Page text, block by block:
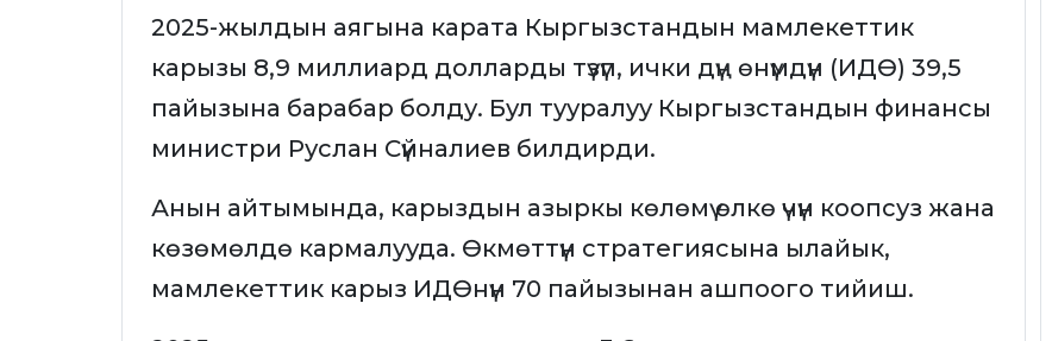
2025-жылдын аягына карата Кыргызстандын мамлекеттик
карызы 8,9 миллиард долларды түзүп, ички дүң өнүмдүн (ИДӨ) 39,5
пайызына барабар болду. Бул тууралуу Кыргызстандын финансы
министри Руслан Сүйналиев билдирди.
Анын айтымында, карыздын азыркы көлөмү өлкө үчүн коопсуз жана
көзөмөлдө кармалууда. Өкмөттүн стратегиясына ылайык,
мамлекеттик карыз ИДӨнүн 70 пайызынан ашпоого тийиш.